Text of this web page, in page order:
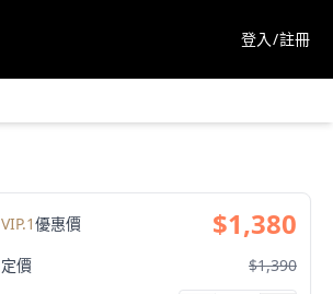
登入/註冊
VIP.1優惠價 $1,380
定價 $1,390